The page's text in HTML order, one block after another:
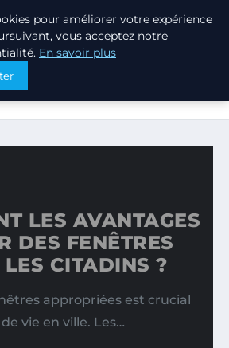
DE CHOISIR DES FENÊTRES
LES AVANTAGES
DES FENÊTRES
CITADINS ?
appropriées est crucial
vie en ville. Les…
pour améliorer votre expérience
vous acceptez notre
En savoir plus